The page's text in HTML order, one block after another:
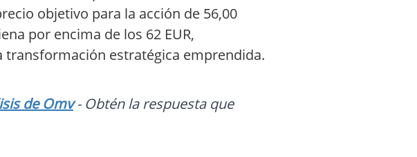
objetivo para la acción de 56,00
por encima de los 62 EUR,
estratégica emprendida.
de Omv- Obtén la respuesta que